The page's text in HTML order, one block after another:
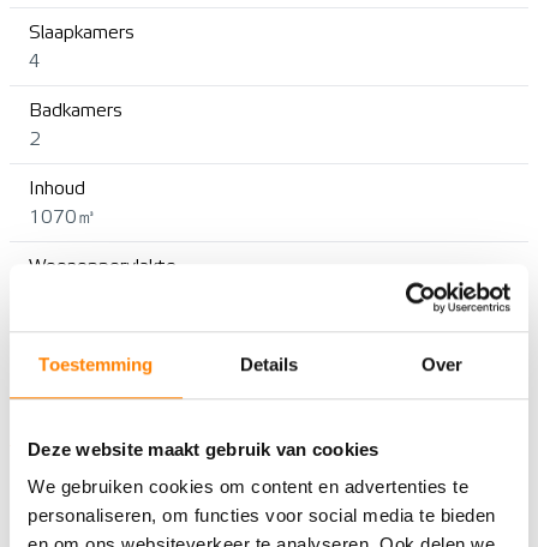
Toestemming Details Over
Deze website maakt gebruik van cookies
We gebruiken cookies om content en advertenties te
personaliseren, om functies voor social media te bieden
Slaapkamers
4
Badkamers
2
Inhoud
1070㎥
Woonoppervlakte
Goed tot uitstekend